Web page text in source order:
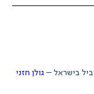
בישראל – גולן חזני